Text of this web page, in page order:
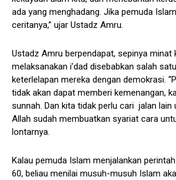
ada yang menghadang. Jika pemuda Islam
ceritanya,” ujar Ustadz Amru.
Ustadz Amru berpendapat, sepinya minat
melaksanakan i’dad disebabkan salah
keterlelapan mereka dengan demokrasi.
tidak akan dapat memberi kemenangan,
sunnah. Dan kita tidak perlu cari jalan lain
Allah sudah membuatkan syariat cara
lontarnya.
Kalau pemuda Islam menjalankan
60, beliau menilai musuh-musuh Islam